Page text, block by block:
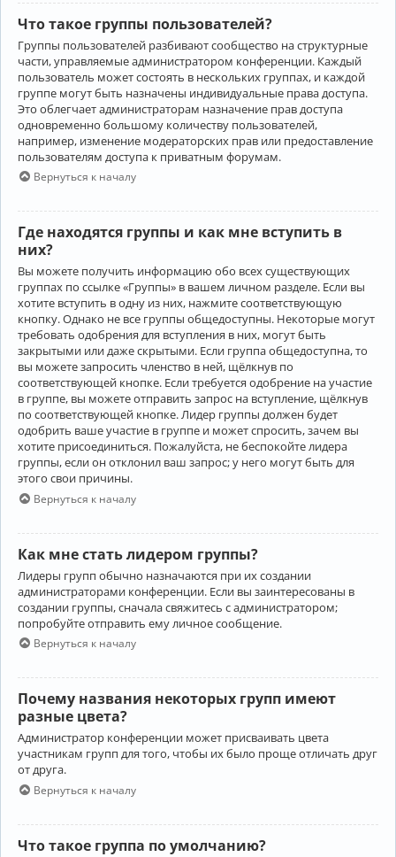
Что такое группы пользователей?
Группы пользователей разбивают сообщество на структурные
части, управляемые администратором конференции. Каждый
пользователь может состоять в нескольких группах, и каждой
группе могут быть назначены индивидуальные права доступа.
Это облегчает администраторам назначение прав доступа
одновременно большому количеству пользователей,
например, изменение модераторских прав или предоставление
пользователям доступа к приватным форумам.
Вернуться к началу
Где находятся группы и как мне вступить в
них?
Вы можете получить информацию обо всех существующих
группах по ссылке «Группы» в вашем личном разделе. Если вы
хотите вступить в одну из них, нажмите соответствующую
кнопку. Однако не все группы общедоступны. Некоторые могут
требовать одобрения для вступления в них, могут быть
закрытыми или даже скрытыми. Если группа общедоступна, то
вы можете запросить членство в ней, щёлкнув по
соответствующей кнопке. Если требуется одобрение на участие
в группе, вы можете отправить запрос на вступление, щёлкнув
по соответствующей кнопке. Лидер группы должен будет
одобрить ваше участие в группе и может спросить, зачем вы
хотите присоединиться. Пожалуйста, не беспокойте лидера
группы, если он отклонил ваш запрос; у него могут быть для
этого свои причины.
Вернуться к началу
Как мне стать лидером группы?
Лидеры групп обычно назначаются при их создании
администраторами конференции. Если вы заинтересованы в
создании группы, сначала свяжитесь с администратором;
попробуйте отправить ему личное сообщение.
Вернуться к началу
Почему названия некоторых групп имеют
разные цвета?
Администратор конференции может присваивать цвета
участникам групп для того, чтобы их было проще отличать друг
от друга.
Вернуться к началу
Что такое группа по умолчанию?